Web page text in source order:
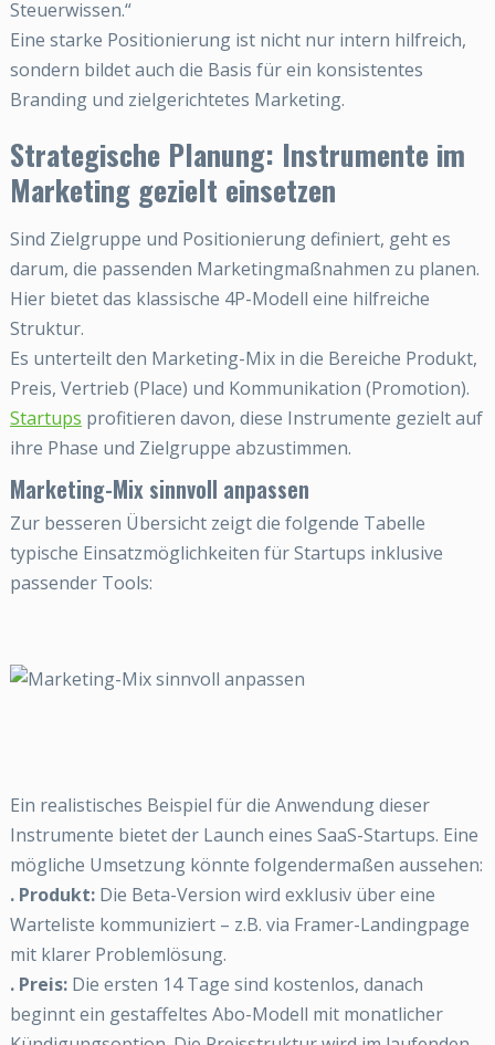
Steuerwissen.“
Eine starke Positionierung ist nicht nur intern hilfreich,
sondern bildet auch die Basis für ein konsistentes
Branding und zielgerichtetes Marketing.
Strategische Planung: Instrumente im
Marketing gezielt einsetzen
Sind Zielgruppe und Positionierung definiert, geht es
darum, die passenden Marketingmaßnahmen zu planen.
Hier bietet das klassische 4P-Modell eine hilfreiche
Struktur.
Es unterteilt den Marketing-Mix in die Bereiche Produkt,
Preis, Vertrieb (Place) und Kommunikation (Promotion).
Startups profitieren davon, diese Instrumente gezielt auf
ihre Phase und Zielgruppe abzustimmen.
Marketing-Mix sinnvoll anpassen
Zur besseren Übersicht zeigt die folgende Tabelle
typische Einsatzmöglichkeiten für Startups inklusive
passender Tools:
Ein realistisches Beispiel für die Anwendung dieser
Instrumente bietet der Launch eines SaaS-Startups. Eine
mögliche Umsetzung könnte folgendermaßen aussehen:
. Produkt:Die Beta-Version wird exklusiv über eine
Warteliste kommuniziert – z.B. via Framer-Landingpage
mit klarer Problemlösung.
. Preis:Die ersten 14 Tage sind kostenlos, danach
beginnt ein gestaffeltes Abo-Modell mit monatlicher